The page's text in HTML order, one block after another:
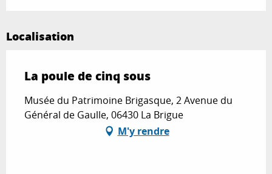
Localisation
La poule de cinq sous
Musée du Patrimoine Brigasque, 2 Avenue du
Général de Gaulle, 06430 La Brigue
M'y rendre